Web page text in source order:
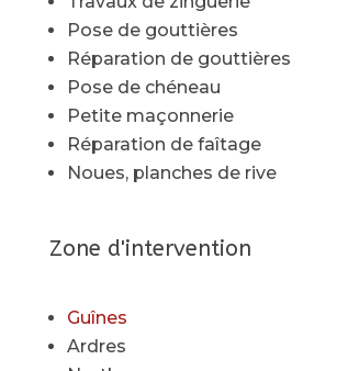
Pose de gouttières
Réparation de gouttières
Pose de chéneau
Petite maçonnerie
Réparation de faîtage
Noues, planches de rive
Zone d'intervention
Guînes
Ardres